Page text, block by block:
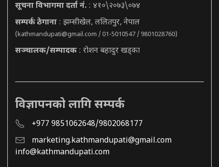
सूचना विभागमा दर्ता नं. : ४१०\२०७३\०७४
सम्पर्क ठेगाना : झम्सीखेल, ललितपुर, नेपाल
(kathmandupati@gmail.com / 01-5010547 / 9801028760)
सञ्चालक/सम्पादक : रोशन बहादुर खड्का
विज्ञापनको लागि सम्पर्क
+977 9851062648/9802068177
marketing.kathmandupati@gmail.com
info@kathmandupati.com